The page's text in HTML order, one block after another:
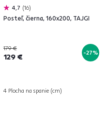
4,7 16
Posteľ, čierna, 160x200, TAJGI
179 €
129 € -27%
4 Plocha na spanie (cm)